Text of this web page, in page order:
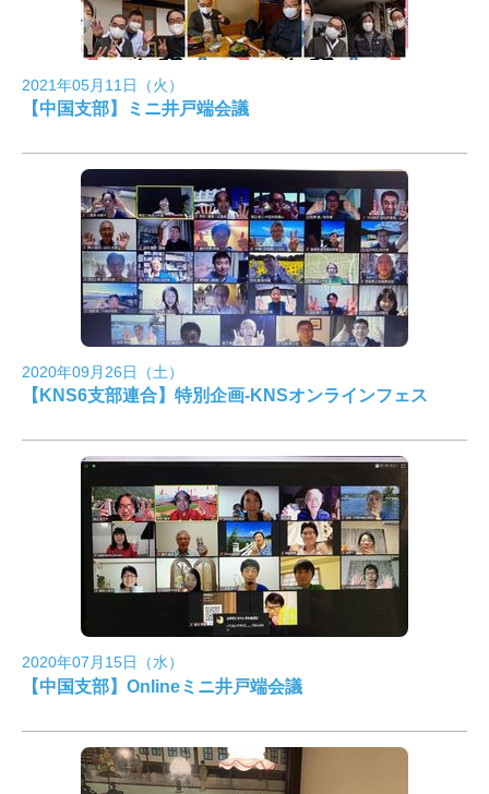
2021年05月11日（火）
【中国支部】ミニ井戸端会議
2020年09月26日（土）
【KNS6支部連合】特別企画-KNSオンラインフェス
2020年07月15日（水）
【中国支部】Onlineミニ井戸端会議